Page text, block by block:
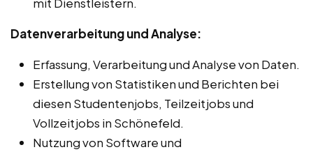
Datenverarbeitung und Analyse:
Erfassung, Verarbeitung und Analyse von Daten.
Erstellung von Statistiken und Berichten bei
diesen Studentenjobs, Teilzeitjobs und
Vollzeitjobs in Schönefeld.
Nutzung von Software und